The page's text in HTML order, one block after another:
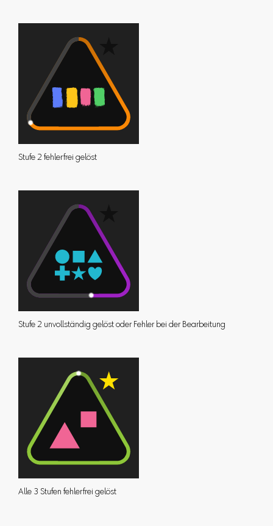
Stufe 2 fehlerfrei gelöst
Stufe 2 unvollständig gelöst oder Fehler bei der Bearbeitung
Alle 3 Stufen fehlerfrei gelöst